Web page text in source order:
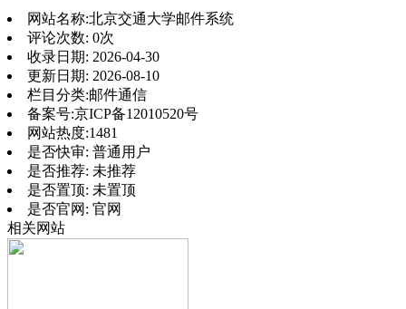
网站名称:北京交通大学邮件系统
评论次数: 0次
收录日期: 2026-04-30
更新日期: 2026-08-10
栏目分类:邮件通信
备案号:京ICP备12010520号
网站热度:1481
是否快审: 普通用户
是否推荐: 未推荐
是否置顶: 未置顶
是否官网: 官网
相关网站